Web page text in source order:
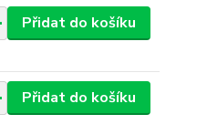
Přidat do košíku
Přidat do košíku